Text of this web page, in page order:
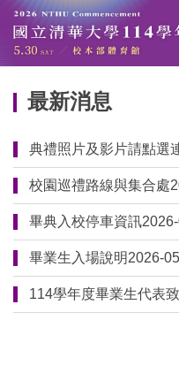
跳
到
主
區
最新消息
典禮照片及影片請點選
校園巡禮路線與集合處
畢典入校停車資訊
畢業生入場說明2026-
114學年度畢業生代表